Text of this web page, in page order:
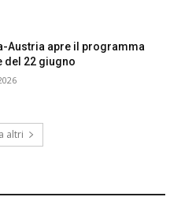
Austria apre il programma
del 22 giugno
altri